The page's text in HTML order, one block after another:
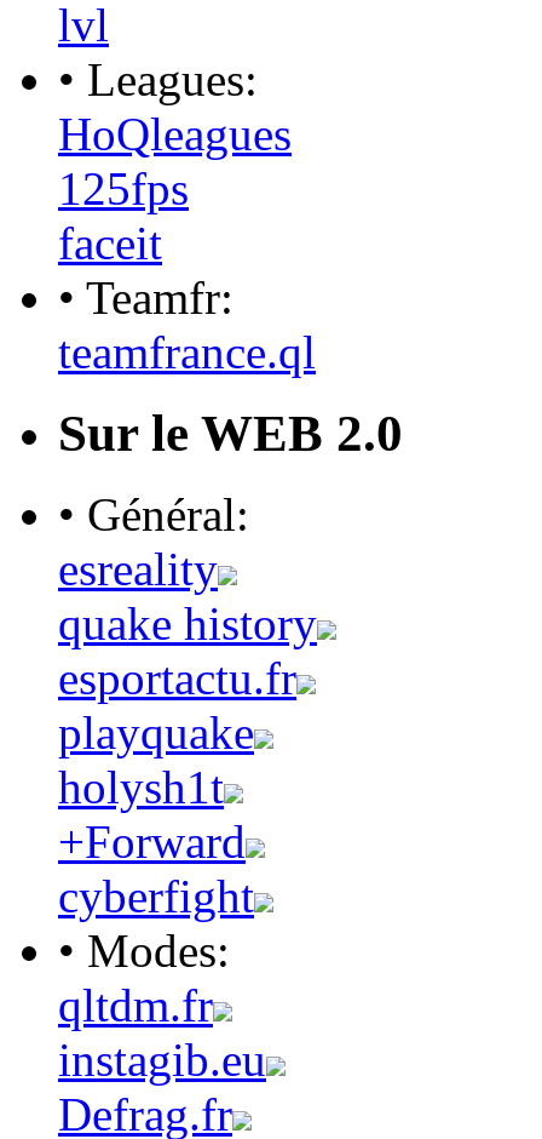
lvl
• Leagues:
HoQleagues
125fps
faceit
• Teamfr:
teamfrance.ql
Sur le WEB 2.0
• Général:
esreality
quake history
esportactu.fr
playquake
holysh1t
+Forward
cyberfight
• Modes:
qltdm.fr
instagib.eu
Defrag.fr